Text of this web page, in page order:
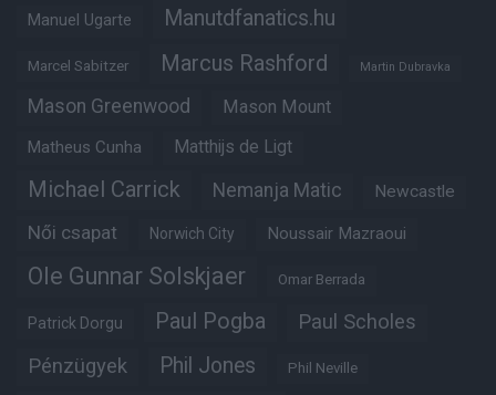
Manuel Ugarte Manutdfanatics.hu
Marcel Sabitzer Marcus Rashford Martin Dubravka
Mason Greenwood Mason Mount
Matheus Cunha Matthijs de Ligt
Michael Carrick Nemanja Matic Newcastle
Női csapat Norwich City Noussair Mazraoui
Ole Gunnar Solskjaer Omar Berrada
Patrick Dorgu Paul Pogba Paul Scholes
Pénzügyek Phil Jones Phil Neville